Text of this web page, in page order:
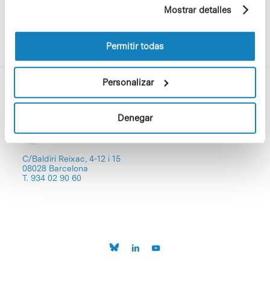
información sobre las cookies puede consultar
la Política de cookies del sitio web.
Mostrar detalles
Permitir todas
Personalizar
Denegar
C/Baldiri Reixac, 4-12 i 15
08028 Barcelona
T. 934 02 90 60